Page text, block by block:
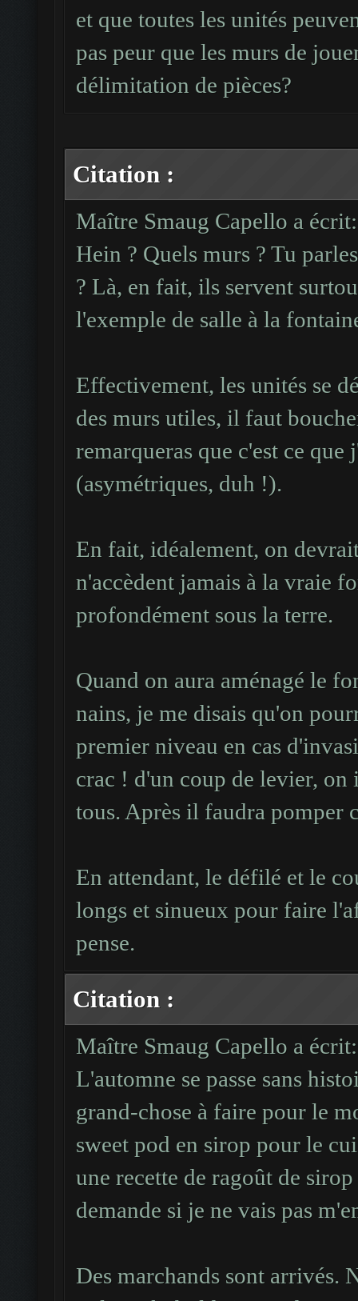
et que toutes les unités
pas peur que les murs de
délimitation de pièces?
Citation :
Maître Smaug Capello a écrit:
Hein ? Quels murs ? Tu
? Là, en fait, ils servent
l'exemple de salle à la
Effectivement, les unités se
des murs utiles, il faut
remarqueras que c'est ce
(asymétriques, duh !).
En fait, idéalement, on
n'accèdent jamais à la vraie
profondément sous la terre.
Quand on aura aménagé le
nains, je me disais qu'on
premier niveau en cas
crac ! d'un coup de levier, on
tous. Après il faudra pomper
En attendant, le défilé et le
longs et sinueux pour faire
pense.
Citation :
Maître Smaug Capello a écrit:
L'automne se passe sans
grand-chose à faire pour le
sweet pod en sirop pour le
une recette de ragoût de
demande si je ne vais pas
Des marchands sont arrivés.